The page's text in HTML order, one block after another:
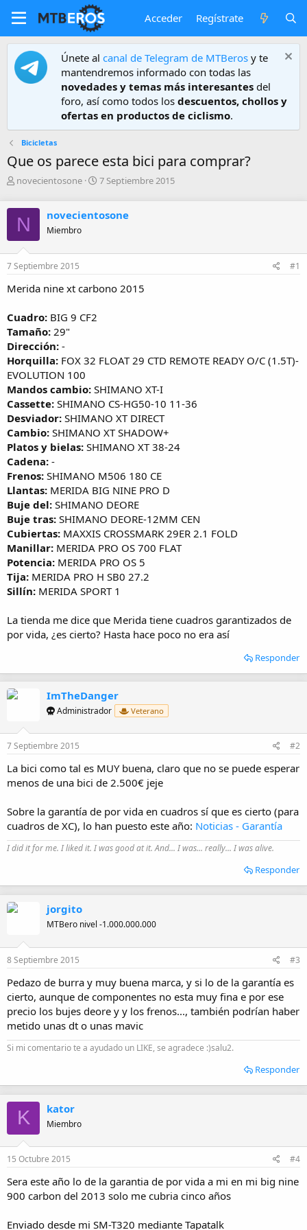
Acceder Regístrate
Únete al canal de Telegram de MTBeros y te
mantendremos informado con todas las
novedades y temas más interesantes del
foro, así como todos los descuentos, chollos y
ofertas en productos de ciclismo.
Bicicletas
Que os parece esta bici para comprar?
A
o
r
novecientosone
F
h
e
i
7 Septiembre 2015
N novecientosone
Miembro
7 Septiembre 2015 #1
Merida nine xt carbono 2015
Cuadro: BIG 9 CF2
Tamaño: 29"
Dirección: -
Horquilla: FOX 32 FLOAT 29 CTD REMOTE READY O/C (1.5T)-
EVOLUTION 100
Mandos cambio: SHIMANO XT-I
Cassette: SHIMANO CS-HG50-10 11-36
Desviador: SHIMANO XT DIRECT
Cambio: SHIMANO XT SHADOW+
Platos y bielas: SHIMANO XT 38-24
Cadena: -
Frenos: SHIMANO M506 180 CE
Llantas: MERIDA BIG NINE PRO D
Buje del: SHIMANO DEORE
Buje tras: SHIMANO DEORE-12MM CEN
Cubiertas: MAXXIS CROSSMARK 29ER 2.1 FOLD
Manillar: MERIDA PRO OS 700 FLAT
Potencia: MERIDA PRO OS 5
Tija: MERIDA PRO H SB0 27.2
Sillín: MERIDA SPORT 1
La tienda me dice que Merida tiene cuadros garantizados de
por vida, ¿es cierto? Hasta hace poco no era así
Responder
ImTheDanger
Administrador Veterano
7 Septiembre 2015 #2
La bici como tal es MUY buena, claro que no se puede esperar
menos de una bici de 2.500€ jeje
Sobre la garantía de por vida en cuadros sí que es cierto (para
cuadros de XC), lo han puesto este año: Noticias - Garantía
I did it for me. I liked it. I was good at it. And... I was... really... I was alive.
Responder
jorgito
MTBero nivel -1.000.000.000
8 Septiembre 2015 #3
Pedazo de burra y muy buena marca, y si lo de la garantía es
cierto, aunque de componentes no esta muy fina e por ese
precio los bujes deore y y los frenos..., también podrían haber
metido unas dt o unas mavic
Si mi comentario te a ayudado un LIKE, se agradece :)salu2.
Responder
K kator
Miembro
15 Octubre 2015 #4
Sera este año lo de la garantia de por vida a mi en mi big nine
900 carbon del 2013 solo me cubria cinco años
Enviado desde mi SM-T320 mediante Tapatalk